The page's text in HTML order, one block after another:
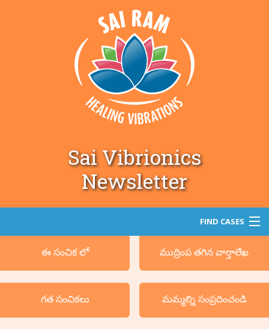
Sai Vibrionics
Newsletter
FIND CASES
శోధన
భాషలు
ఈ సంచిక లో ముద్రింప తగిన వార్తాలేఖ
గత సంచికలు మమ్మల్ని సంప్రదించండి